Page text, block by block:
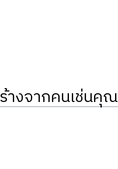
างจากคนเช่นคุณ